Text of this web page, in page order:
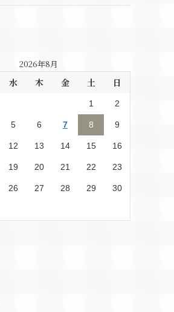
2026年8月
水 木 金 土 日
1 2
5 6 7 8 9
12 13 14 15 16
19 20 21 22 23
26 27 28 29 30